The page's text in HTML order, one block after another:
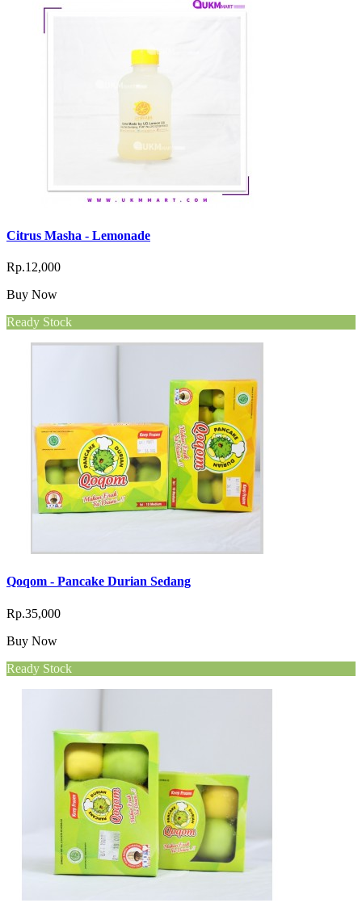
Citrus Masha - Lemonade
Rp.12,000
Buy Now
Ready Stock
Qoqom - Pancake Durian Sedang
Rp.35,000
Buy Now
Ready Stock